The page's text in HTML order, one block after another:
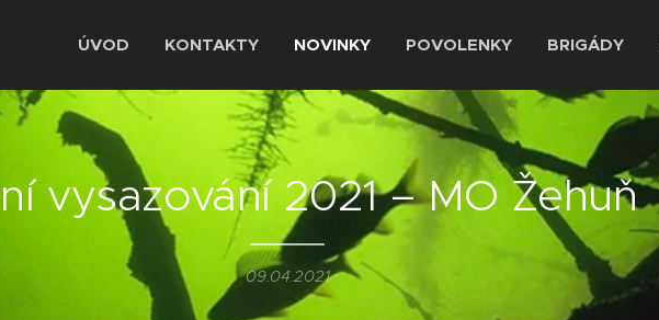
ÚVOD KONTAKTY NOVINKY POVOLENKY BRIGÁDY
vysazování 2021 – MO Žehuň
09.04.2021